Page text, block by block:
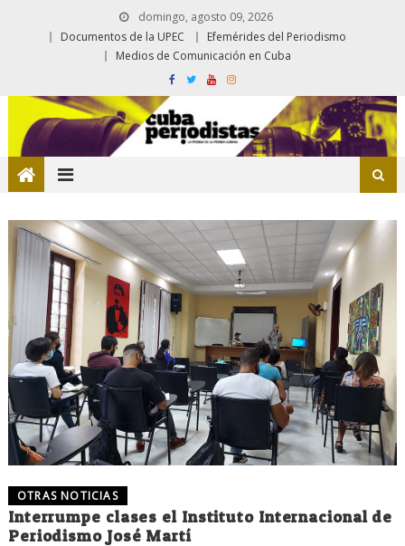
domingo, agosto 09, 2026
Documentos de la UPEC
Efemérides del Periodismo
Medios de Comunicación en Cuba
OTRAS NOTICIAS
Interrumpe clases el Instituto Internacional de
Periodismo José Martí